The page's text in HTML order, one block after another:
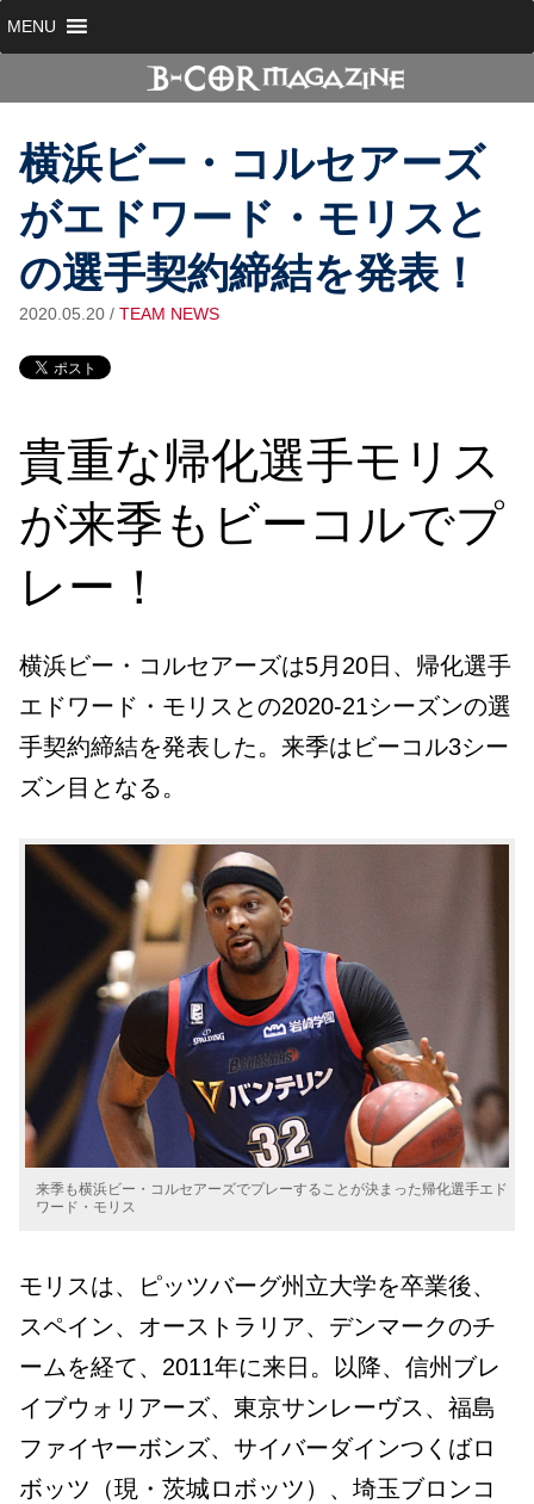
MENU
横浜ビー・コルセアーズ
がエドワード・モリスと
の選手契約締結を発表！
2020.05.20 / TEAM NEWS
貴重な帰化選手モリス
が来季もビーコルでプ
レー！
横浜ビー・コルセアーズは5月20日、帰化選手
エドワード・モリスとの2020-21シーズンの選
手契約締結を発表した。来季はビーコル3シー
ズン目となる。
来季も横浜ビー・コルセアーズでプレーすることが決まった帰化選手エド
ワード・モリス
モリスは、ピッツバーグ州立大学を卒業後、
スペイン、オーストラリア、デンマークのチ
ームを経て、 2011年に来日。以降、信州ブレ
イブウォリアーズ、東京サンレーヴス、福島
ファイヤーボンズ、サイバーダインつくばロ
ボッツ（現・茨城ロボッツ）、埼玉ブロンコ